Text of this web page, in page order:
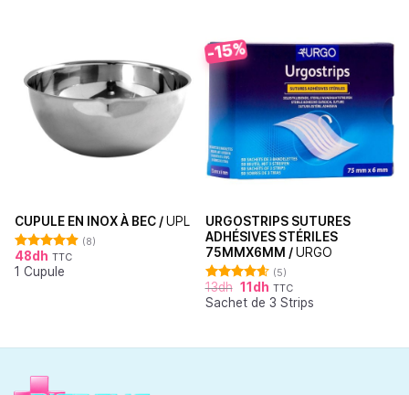
CUPULE EN INOX À BEC /UPL
Note4.88
sur 5
(8)
48dh TTC
1 Cupule
-15%
URGOSTRIPS SUTURES
ADHÉSIVES STÉRILES
75MMX6MM /URGO
Note 4.60
sur 5
(5)
13dh 11dh TTC
Sachet de 3 Strips